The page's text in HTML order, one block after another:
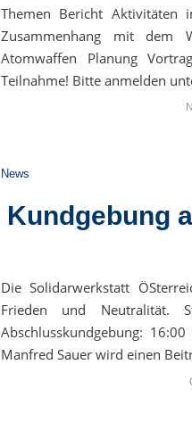
Themen Bericht Aktivitäten
Zusammenhang mit dem
Atomwaffen Planung
Teilnahme! Bitte anmelden
News
Kundgebung
Die Solidarwerkstatt
Frieden und Neutralität.
Abschlusskundgebung:
Manfred Sauer wird einen